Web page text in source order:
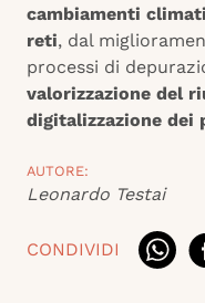
cambiamenti
reti, dal
processi di
valorizzazione del
digitalizzazione dei
AUTORE:
Leonardo Testai
CONDIVIDI